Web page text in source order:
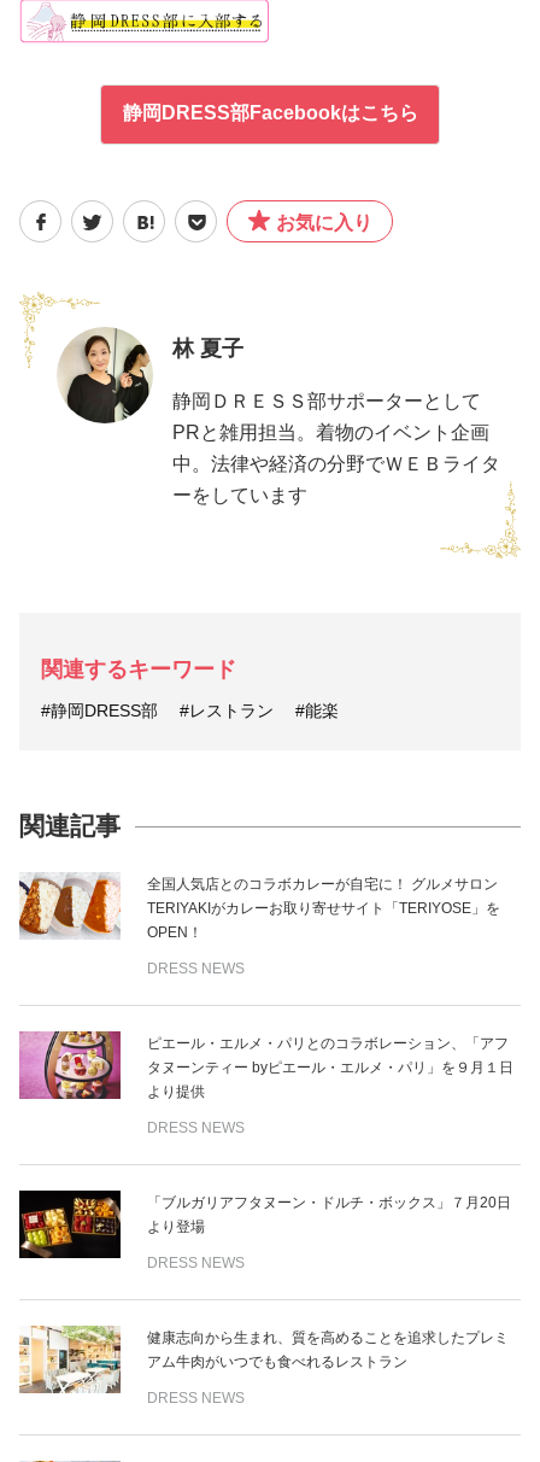
静岡DRESS部Facebookはこちら
お気に入り
林 夏子
静岡ＤＲＥＳＳ部サポーターとして
PRと雑用担当。着物のイベント企画
中。法律や経済の分野でＷＥＢライタ
ーをしています
関連するキーワード
#静岡DRESS部 #レストラン #能楽
関連記事
全国人気店とのコラボカレーが自宅に！ グルメサロン
TERIYAKIがカレーお取り寄せサイト「TERIYOSE」を
OPEN！
DRESS NEWS
ピエール・エルメ・パリとのコラボレーション、「アフ
タヌーンティー byピエール・エルメ・パリ」を９月１日
より提供
DRESS NEWS
「ブルガリアフタヌーン・ドルチ・ボックス」７月20日
より登場
DRESS NEWS
健康志向から生まれ、質を高めることを追求したプレミ
アム牛肉がいつでも食べれるレストラン
DRESS NEWS